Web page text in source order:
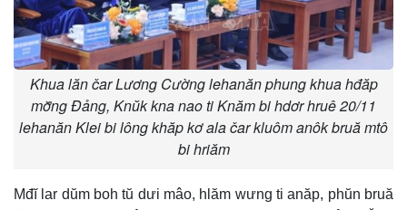
Khua lăn čar Lương Cường lehanăn phung khua hđăp
mơ̆ng Đảng, Knŭk kna nao ti Knăm bi hdơr hruê 20/11
lehanăn Klei bi lông khăp kơ ala čar kluôm anôk bruă mtô
bi hriăm
Mđĭ lar dŭm boh tŭ dưi mâo, hlăm wưng ti anăp, phŭn bruă